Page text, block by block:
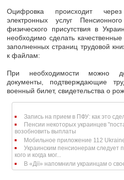
Оцифровка происходит
электронных услуг
физического присутствия в
необходимо сделать
заполненных страниц трудовой
к файлам:
При необходимости можно
документы, подтверждающие
военный билет, свидетельства о
Запись на прием в ПФУ: как это
Пенсии некоторых украинцев
возобновить выплаты
Мобильное приложение 112
Украинским пенсионерам следует
кого и когда мог...
В «Дії» напомнили украинцам о